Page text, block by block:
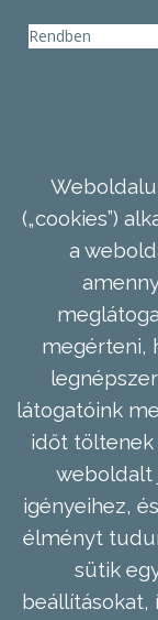
Rendben
(„cookies”)
a
megérteni,
látogatóink
időt töltenek
weboldalt
igényeihez,
élményt
sütik
beállításokat,